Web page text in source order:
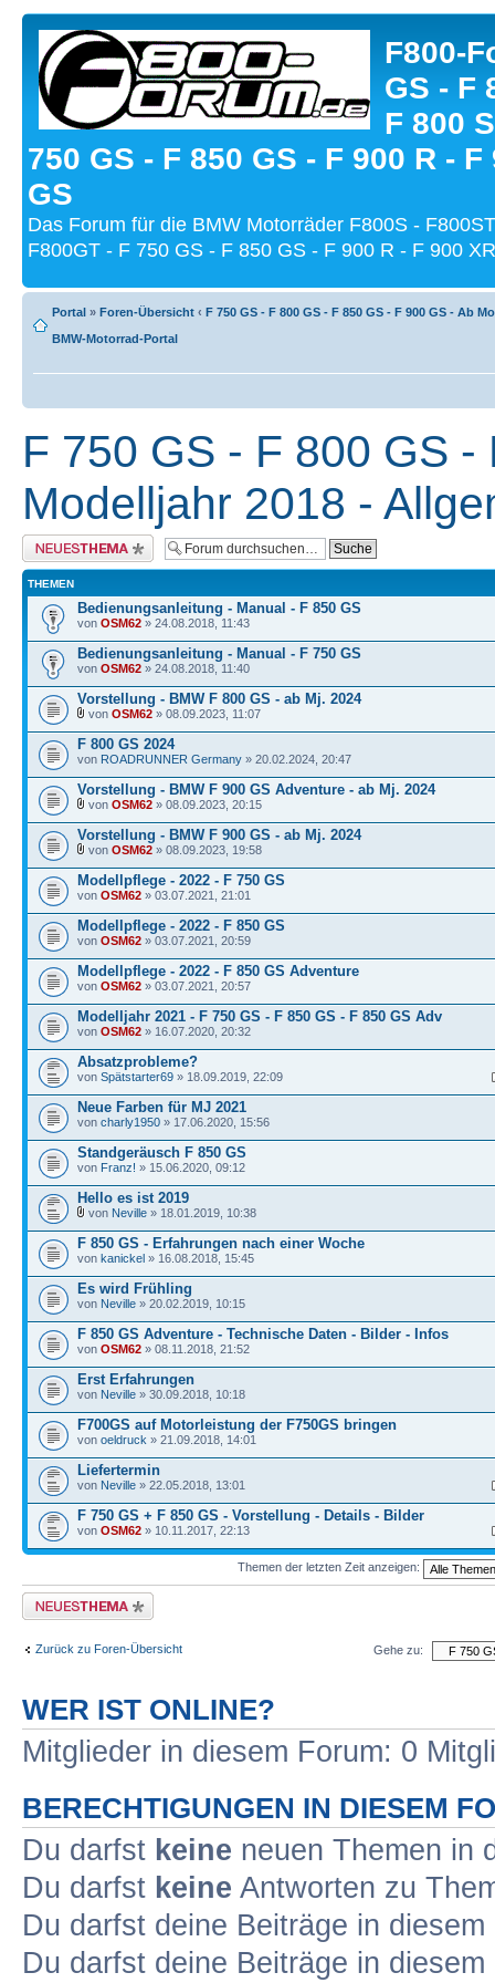
F800-
GS - F
F 800
750 GS - F 850 GS - F 900 R - F
GS
Das Forum für die BMW Motorräder F800S -
F800GT - F 750 GS - F 850 GS - F 900 R - F 900
Portal » Foren-Übersicht ‹ F 750 GS - F 800 GS - F 850 GS - F 900 GS - Ab
BMW-Motorrad-Portal
F 750 GS - F 800 GS
Modelljahr 2018 -
Neues Thema erstellen
THEMEN
Bedienungsanleitung - Manual - F 850 GS
von OSM62 » 24.08.2018, 11:43
Bedienungsanleitung - Manual - F 750 GS
von OSM62 » 24.08.2018, 11:40
Vorstellung - BMW F 800 GS - ab Mj. 2024
von OSM62 » 08.09.2023, 11:07
F 800 GS 2024
von ROADRUNNER Germany » 20.02.2024, 20:47
Vorstellung - BMW F 900 GS Adventure - ab Mj. 2024
von OSM62 » 08.09.2023, 20:15
Vorstellung - BMW F 900 GS - ab Mj. 2024
von OSM62 » 08.09.2023, 19:58
Modellpflege - 2022 - F 750 GS
von OSM62 » 03.07.2021, 21:01
Modellpflege - 2022 - F 850 GS
von OSM62 » 03.07.2021, 20:59
Modellpflege - 2022 - F 850 GS Adventure
von OSM62 » 03.07.2021, 20:57
Modelljahr 2021 - F 750 GS - F 850 GS - F 850 GS Adv
von OSM62 » 16.07.2020, 20:32
Absatzprobleme?
von Spätstarter69 » 18.09.2019, 22:09
Neue Farben für MJ 2021
von charly1950 » 17.06.2020, 15:56
Standgeräusch F 850 GS
von Franz! » 15.06.2020, 09:12
Hello es ist 2019
von Neville » 18.01.2019, 10:38
F 850 GS - Erfahrungen nach einer Woche
von kanickel » 16.08.2018, 15:45
Es wird Frühling
von Neville » 20.02.2019, 10:15
F 850 GS Adventure - Technische Daten - Bilder - Infos
von OSM62 » 08.11.2018, 21:52
Erst Erfahrungen
von Neville » 30.09.2018, 10:18
F700GS auf Motorleistung der F750GS bringen
von oeldruck » 21.09.2018, 14:01
Liefertermin
von Neville » 22.05.2018, 13:01
F 750 GS + F 850 GS - Vorstellung - Details - Bilder
von OSM62 » 10.11.2017, 22:13
Themen der letzten Zeit anzeigen:
Neues Thema erstellen
Zurück zu Foren-Übersicht Gehe zu:
WER IST ONLINE?
Mitglieder in diesem Forum: 0
BERECHTIGUNGEN IN DIESEM
Du darfst keine neuen Themen in
Du darfst keine Antworten zu
Du darfst deine Beiträge in
Du darfst deine Beiträge in